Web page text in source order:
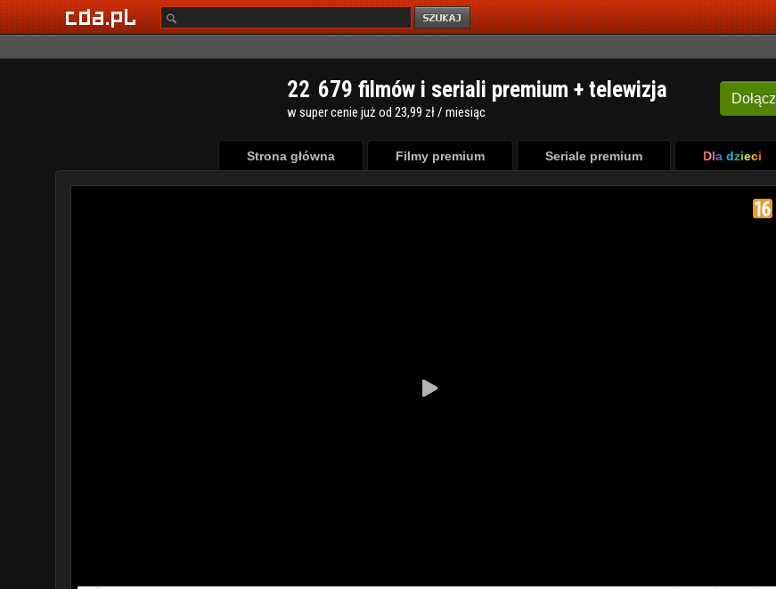
Dołącz
22 679 filmów i seriali premium + telewizja
w super cenie już od 23,99 zł / miesiąc
Strona główna Filmy premium Seriale premium Dla dzieci